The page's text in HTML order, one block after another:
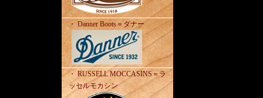
・ Danner Boots＝ダナー
・ RUSSELL MOCCASINS＝ラ
ッセルモカシン